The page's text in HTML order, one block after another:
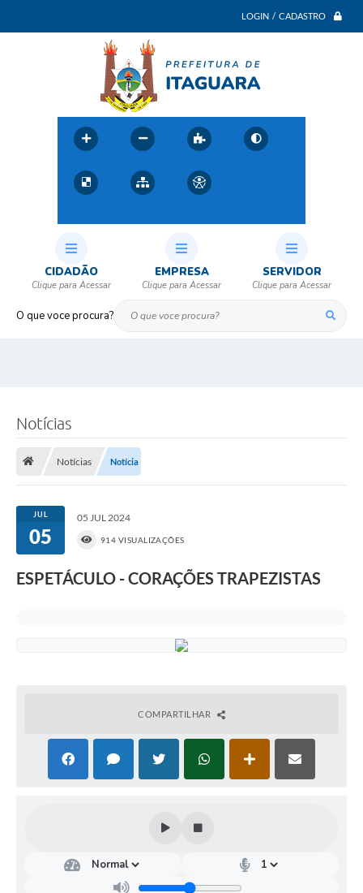
LOGIN / CADASTRO
O que voce procura?
CIDADÃO EMPRESA SERVIDOR
Notícias
Notícias Notícia
JUL
05
05 JUL 2024
914 VISUALIZAÇÕES
ESPETÁCULO - CORAÇÕES TRAPEZISTAS
COMPARTILHAR